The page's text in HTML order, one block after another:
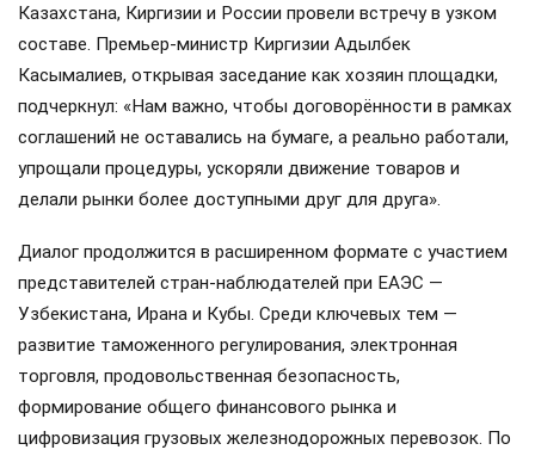
Казахстана, Киргизии и России провели встречу в узком
составе. Премьер-министр Киргизии Адылбек
Касымалиев, открывая заседание как хозяин площадки,
подчеркнул: «Нам важно, чтобы договорённости в рамках
соглашений не оставались на бумаге, а реально работали,
упрощали процедуры, ускоряли движение товаров и
делали рынки более доступными друг для друга».
Диалог продолжится в расширенном формате с участием
представителей стран-наблюдателей при ЕАЭС —
Узбекистана, Ирана и Кубы. Среди ключевых тем —
развитие таможенного регулирования, электронная
торговля, продовольственная безопасность,
формирование общего финансового рынка и
цифровизация грузовых железнодорожных перевозок. По